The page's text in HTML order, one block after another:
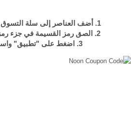
1. أضف العناصر إلى سلة التسوق الخاصة بك وتابع عملية الدفع
2. الصق رمز القسيمة في جزء رمز القسيمة في ملخص الطلب
3. اضغط على "تطبيق" واستمتع بالاسترداد النقدي